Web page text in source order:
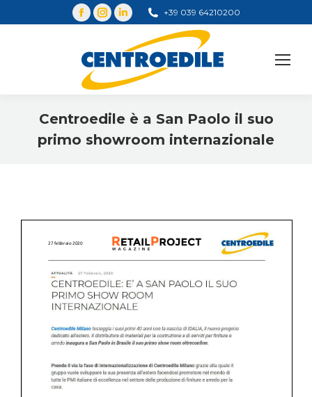
+39 039 64210200
Centroedile è a San Paolo il suo
primo showroom internazionale